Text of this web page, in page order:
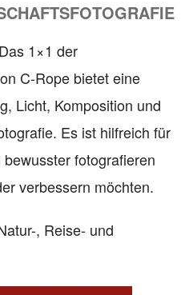
1×1 der
C-Rope bietet eine
Licht, Komposition und
Es ist hilfreich für
fotografieren
verbessern möchten.
, Reise- und